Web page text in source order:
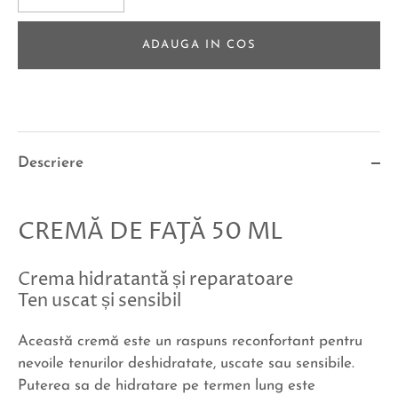
ADAUGA IN COS
Descriere
CREMĂ DE FAŢĂ 50 ML
Crema hidratantă și reparatoare
Ten uscat și sensibil
Această cremă este un raspuns reconfortant pentru
nevoile tenurilor deshidratate, uscate sau sensibile.
Puterea sa de hidratare pe termen lung este